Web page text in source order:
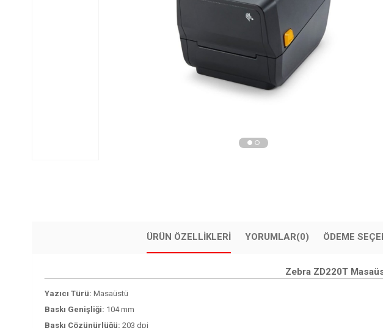
ÜRÜN ÖZELLIKLERI YORUMLAR(0) ÖDEME
Zebra ZD220T
Yazıcı Türü: Masaüstü
Baskı Genişliği: 104 mm
Baskı Çözünürlüğü: 203 dpi